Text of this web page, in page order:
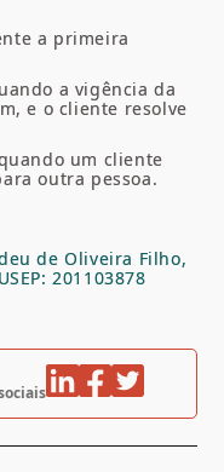
a primeira
a vigência da
e o cliente resolve
um cliente
outra pessoa.
de Oliveira Filho,
201103878